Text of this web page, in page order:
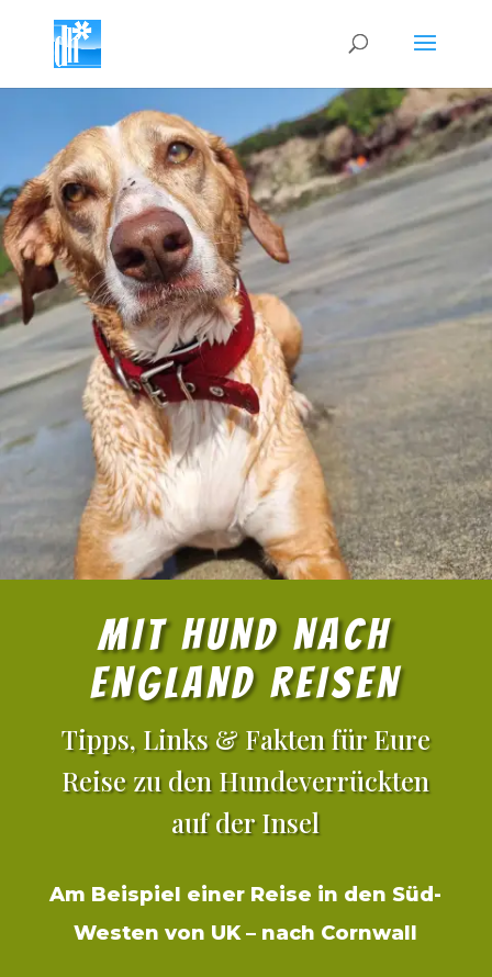
MIT HUND NACH
ENGLAND REISEN
Tipps, Links & Fakten für Eure
Reise zu den Hundeverrückten
auf der Insel
Am Beispiel einer Reise in den Süd-
Westen von UK – nach Cornwall